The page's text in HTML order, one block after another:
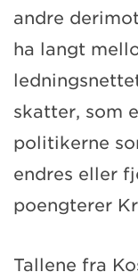
andre
ha langt
skatter, som
politikerne
endres eller
poengterer
Tallene fra